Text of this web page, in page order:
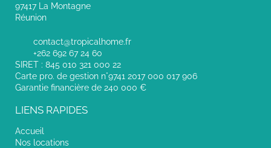
97417 La Montagne
Réunion
contact@tropicalhome.fr
+262 692 67 24 60
SIRET : 845 010 321 000 22
Carte pro. de gestion n°9741 2017 000 017 906
Garantie financière de 240 000 €
LIENS RAPIDES
Accueil
Nos locations